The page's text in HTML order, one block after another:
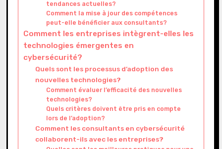
tendances actuelles?
Comment la mise à jour des compétences
peut-elle bénéficier aux consultants?
Comment les entreprises intègrent-elles les
technologies émergentes en
cybersécurité?
Quels sont les processus d’adoption des
nouvelles technologies?
Comment évaluer l’efficacité des nouvelles
technologies?
Quels critères doivent être pris en compte
lors de l’adoption?
Comment les consultants en cybersécurité
collaborent-ils avec les entreprises?